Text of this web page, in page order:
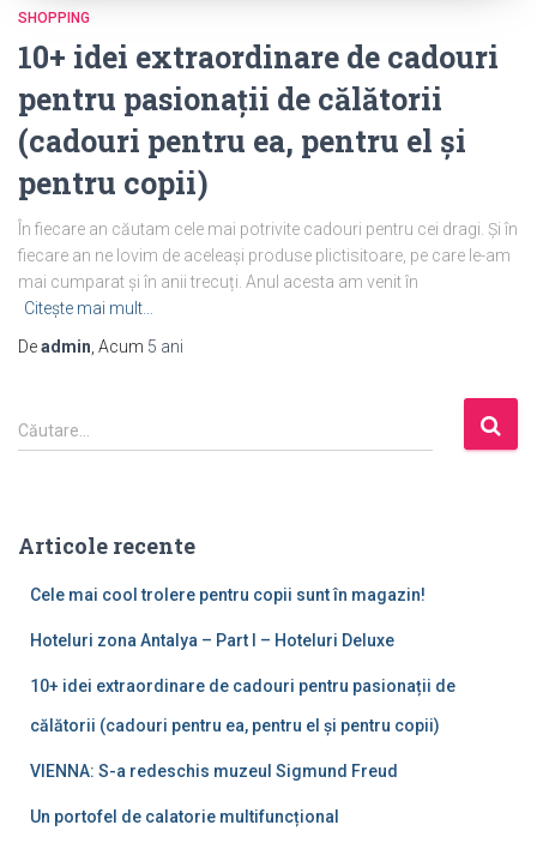
SHOPPING
10+ idei extraordinare de cadouri
pentru pasionații de călătorii
(cadouri pentru ea, pentru el și
pentru copii)
În fiecare an căutam cele mai potrivite cadouri pentru cei dragi. Și în
fiecare an ne lovim de aceleași produse plictisitoare, pe care le-am
mai cumparat și în anii trecuți. Anul acesta am venit în
Citește mai mult…
Deadmin , Acum 5 ani
C
a
d
Căutare…
Articole recente
Cele mai cool trolere pentru copii sunt în magazin!
Hoteluri zona Antalya – Part I – Hoteluri Deluxe
10+ idei extraordinare de cadouri pentru pasionații de
călătorii (cadouri pentru ea, pentru el și pentru copii)
VIENNA: S-a redeschis muzeul Sigmund Freud
Un portofel de calatorie multifuncțional